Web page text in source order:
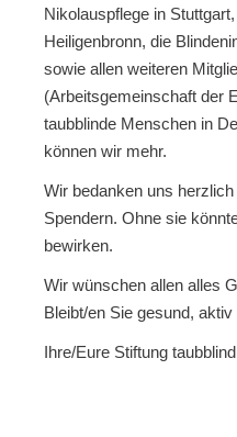
Nikolauspflege in
Heiligenbronn, die
sowie allen weiteren
(Arbeitsgemeinschaft der
taubblinde Menschen in
können wir mehr.
Wir bedanken uns
Spendern. Ohne sie
bewirken.
Wir wünschen allen alles
Bleibt/en Sie gesund,
Ihre/Eure Stiftung